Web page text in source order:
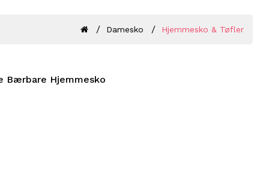
Damesko Hjemmesko & Tøfler
Bærbare Hjemmesko